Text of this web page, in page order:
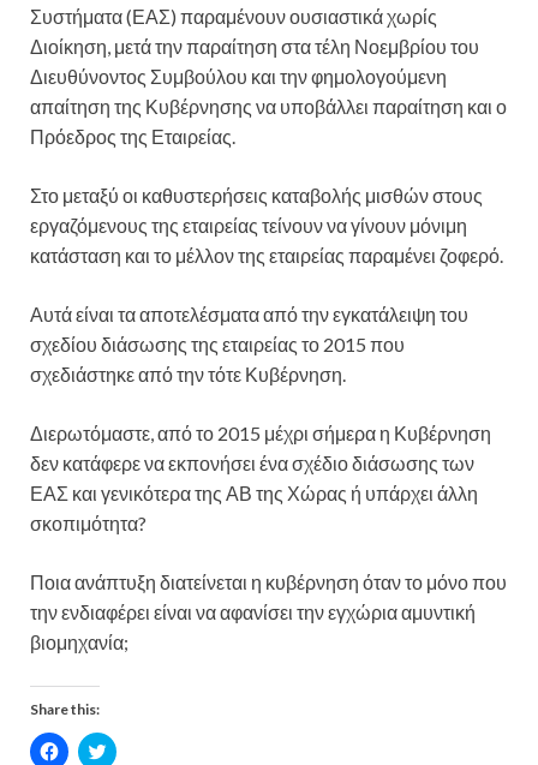
Συστήματα (ΕΑΣ) παραμένουν ουσιαστικά χωρίς
Διοίκηση, μετά την παραίτηση στα τέλη Νοεμβρίου του
Διευθύνοντος Συμβούλου και την φημολογούμενη
απαίτηση της Κυβέρνησης να υποβάλλει παραίτηση και ο
Πρόεδρος της Εταιρείας.
Στο μεταξύ οι καθυστερήσεις καταβολής μισθών στους
εργαζόμενους της εταιρείας τείνουν να γίνουν μόνιμη
κατάσταση και το μέλλον της εταιρείας παραμένει ζοφερό.
Αυτά είναι τα αποτελέσματα από την εγκατάλειψη του
σχεδίου διάσωσης της εταιρείας το 2015 που
σχεδιάστηκε από την τότε Κυβέρνηση.
Διερωτόμαστε, από το 2015 μέχρι σήμερα η Κυβέρνηση
δεν κατάφερε να εκπονήσει ένα σχέδιο διάσωσης των
ΕΑΣ και γενικότερα της ΑΒ της Χώρας ή υπάρχει άλλη
σκοπιμότητα?
Ποια ανάπτυξη διατείνεται η κυβέρνηση όταν το μόνο που
την ενδιαφέρει είναι να αφανίσει την εγχώρια αμυντική
βιομηχανία;
Share this:
C C